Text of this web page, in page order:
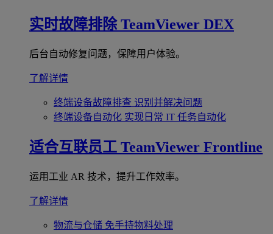
实时故障排除 TeamViewer DEX
后台自动修复问题，保障用户体验。
了解详情
终端设备故障排查 识别并解决问题
终端设备自动化 实现日常 IT 任务自动化
适合互联员工 TeamViewer Frontline
运用工业 AR 技术，提升工作效率。
了解详情
物流与仓储 免手持物料处理